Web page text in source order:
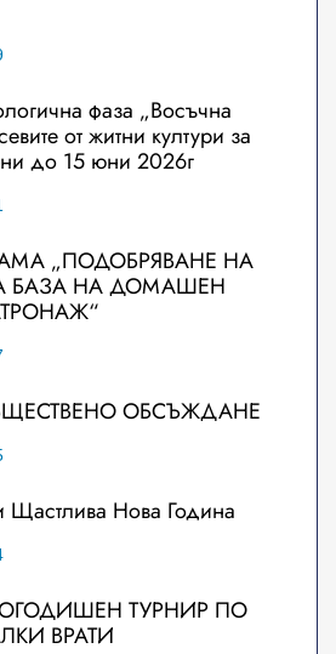
фаза „Восъчна
от житни култури за
до 15 юни 2026г
„ПОДОБРЯВАНЕ НА
БАЗА НА ДОМАШЕН
ОБСЪЖДАНЕ
Щастлива Нова Година
ТУРНИР ПО
ВРАТИ